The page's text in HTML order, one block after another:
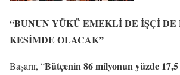
“BUNUN YÜKÜ EMEKLİ DE İŞÇİ
KESİMDE OLACAK”
Başarır, “Bütçenin 86 milyonun yüzde 17,5